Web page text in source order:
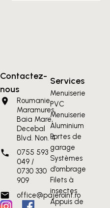
Contactez-
nous
Roumanie,
Maramures,
Baia Mare,
Decebal
Blvd. Non. 4
0755 593
049 /
0730 330
909
office@pajeroint.ro
Services
Menuiserie
PVC
Menuiserie
Aluminium
Portes de
garage
Systèmes
d’ombrage
Filets à
insectes
Appuis de